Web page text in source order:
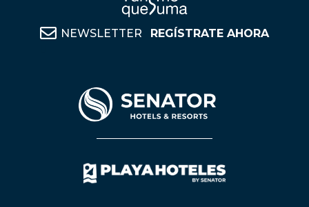
NEWSLETTER REGÍSTRATE AHORA